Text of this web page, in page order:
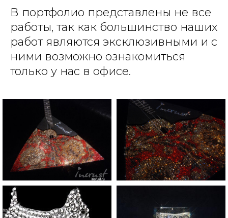
В портфолио представлены не все
работы, так как большинство наших
работ являются эксклюзивными и с
ними возможно ознакомиться
только у нас в офисе.